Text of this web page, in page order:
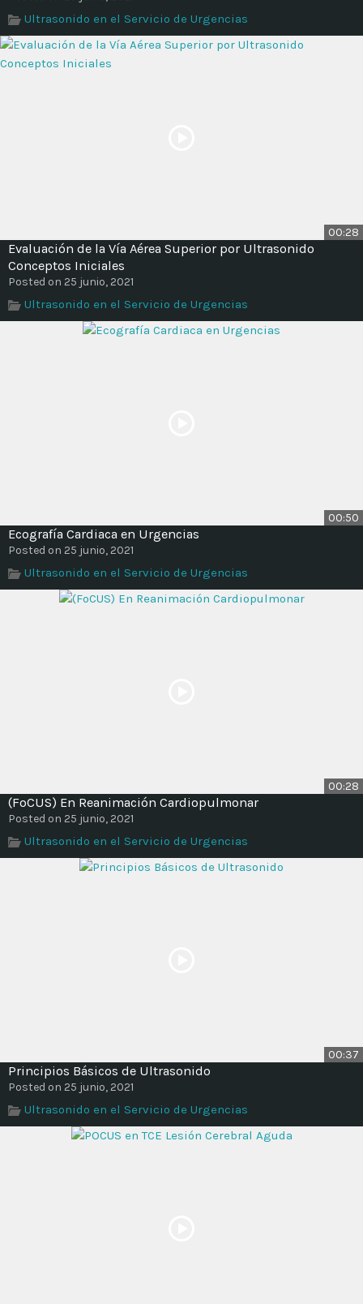
Time
Ultrasonido en el Servicio de Urgencias
00:28
Evaluación de la Vía Aérea Superior por Ultrasonido
Conceptos Iniciales
Posted on 25 junio, 2021
Ultrasonido en el Servicio de Urgencias
00:50
Ecografía Cardiaca en Urgencias
Posted on 25 junio, 2021
Ultrasonido en el Servicio de Urgencias
00:28
(FoCUS) En Reanimación Cardiopulmonar
Posted on 25 junio, 2021
Ultrasonido en el Servicio de Urgencias
00:37
Principios Básicos de Ultrasonido
Posted on 25 junio, 2021
Ultrasonido en el Servicio de Urgencias